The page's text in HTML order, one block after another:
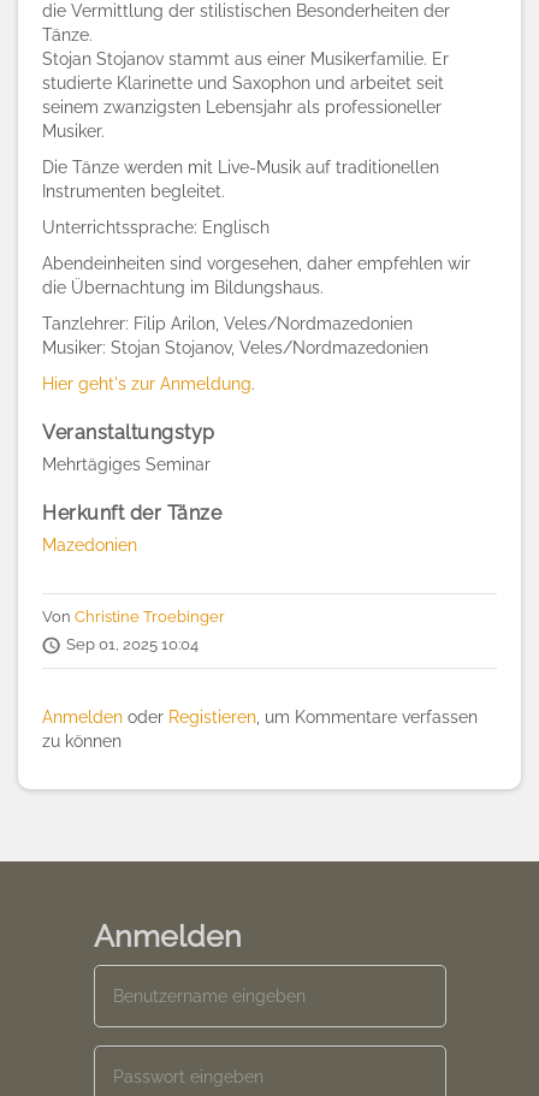
die Vermittlung der stilistischen Besonderheiten der
Tänze.
Stojan Stojanov stammt aus einer Musikerfamilie. Er
studierte Klarinette und Saxophon und arbeitet seit
seinem zwanzigsten Lebensjahr als professioneller
Musiker.
Die Tänze werden mit Live-Musik auf traditionellen
Instrumenten begleitet.
Unterrichtssprache: Englisch
Abendeinheiten sind vorgesehen, daher empfehlen wir
die Übernachtung im Bildungshaus.
Tanzlehrer: Filip Arilon, Veles/Nordmazedonien
Musiker: Stojan Stojanov, Veles/Nordmazedonien
Hier geht's zur Anmeldung.
Veranstaltungstyp
Mehrtägiges Seminar
Herkunft der Tänze
Mazedonien
Von Christine Troebinger
Sep 01, 2025 10:04
Anmelden oder Registieren , um Kommentare verfassen
zu können
Anmelden